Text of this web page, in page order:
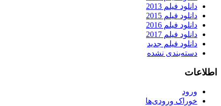
دانلود فیلم 2013
دانلود فیلم 2015
دانلود فیلم 2016
دانلود فیلم 2017
دانلود فیلم جدید
دسته‌بندی نشده
اطلاعات
ورود
خوراک ورودی‌ها